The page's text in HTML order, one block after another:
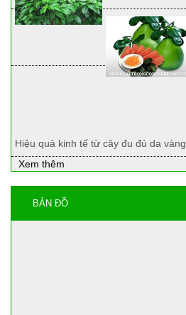
Hiệu quả kinh tế từ cây đu đủ da vàng
Xem thêm
BẢN ĐỒ